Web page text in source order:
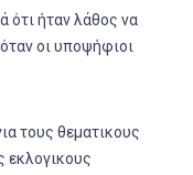
ότι ήταν λάθος να
οι υποψήφιοι
τους θεματικους
εκλογικους